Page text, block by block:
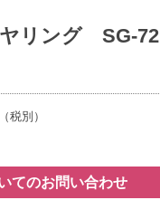
リング SG-72
税別）
てのお問い合わせ